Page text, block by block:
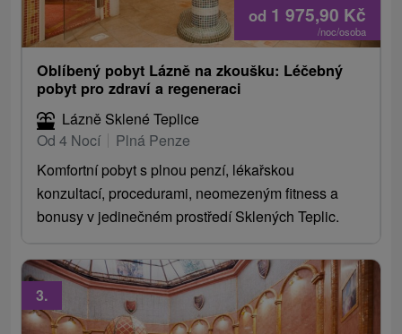
od 1 975,90 Kč
/noc/osoba
Oblíbený pobyt Lázně na zkoušku: Léčebný
pobyt pro zdraví a regeneraci
Lázně Sklené Teplice
Od 4 Nocí
Plná Penze
Komfortní pobyt s plnou penzí, lékařskou
konzultací, procedurami, neomezeným fitness a
bonusy v jedinečném prostředí Sklených Teplic.
3.